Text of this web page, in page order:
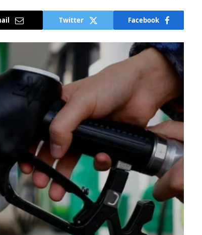
Facebook
Twitter